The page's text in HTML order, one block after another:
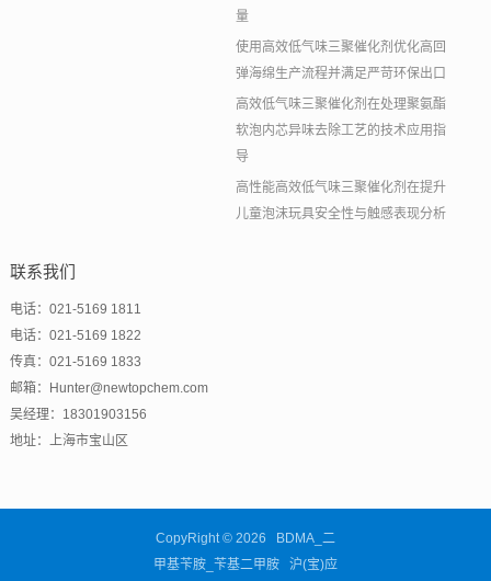
量
使用高效低气味三聚催化剂优化高回
弹海绵生产流程并满足严苛环保出口
高效低气味三聚催化剂在处理聚氨酯
软泡内芯异味去除工艺的技术应用指
导
高性能高效低气味三聚催化剂在提升
儿童泡沫玩具安全性与触感表现分析
联系我们
电话：021-5169 1811
电话：021-5169 1822
传真：021-5169 1833
邮箱：Hunter@newtopchem.com
吴经理：18301903156
地址：上海市宝山区
CopyRight © 2026 BDMA_二
甲基苄胺_苄基二甲胺 沪(宝)应